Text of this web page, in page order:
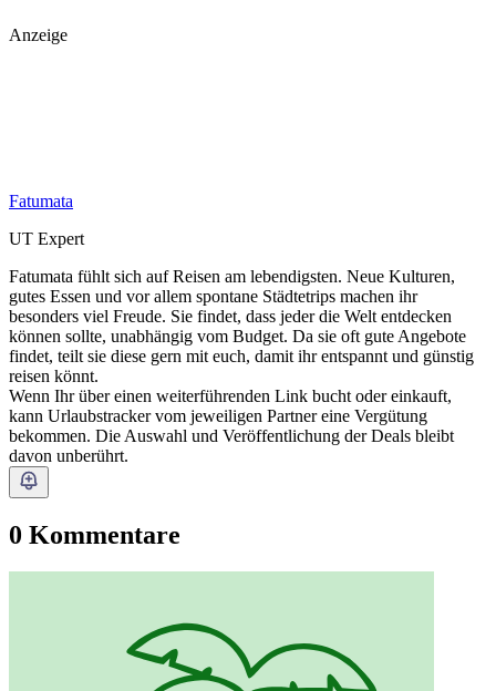
Anzeige
Fatumata
UT Expert
Fatumata fühlt sich auf Reisen am lebendigsten. Neue Kulturen,
gutes Essen und vor allem spontane Städtetrips machen ihr
besonders viel Freude. Sie findet, dass jeder die Welt entdecken
können sollte, unabhängig vom Budget. Da sie oft gute Angebote
findet, teilt sie diese gern mit euch, damit ihr entspannt und günstig
reisen könnt.
Wenn Ihr über einen weiterführenden Link bucht oder einkauft,
kann Urlaubstracker vom jeweiligen Partner eine Vergütung
bekommen. Die Auswahl und Veröffentlichung der Deals bleibt
davon unberührt.
0 Kommentare